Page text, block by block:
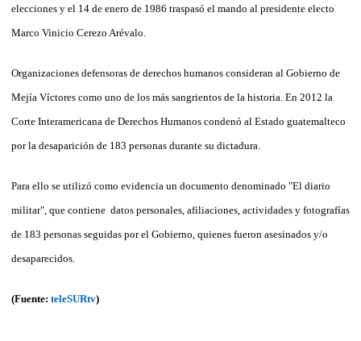
elecciones y el 14 de enero de 1986 traspasó el mando al presidente electo
Marco Vinicio Cerezo Arévalo.
Organizaciones defensoras de derechos humanos consideran al Gobierno de
Mejía Víctores como uno de los más sangrientos de la historia. En 2012 la
Corte Interamericana de Derechos Humanos condenó al Estado guatemalteco
por la desaparición de 183 personas durante su dictadura.
Para ello se utilizó como evidencia un documento denominado "El diario
militar", que contiene datos personales, afiliaciones, actividades y fotografías
de 183 personas seguidas por el Gobierno, quienes fueron asesinados y/o
desaparecidos.
(Fuente: teleSURtv)